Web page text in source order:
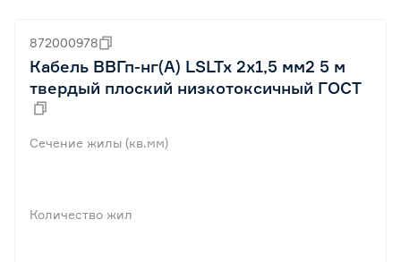
872000978
Кабель ВВГп-нг(А) LSLTx 2x1,5 мм2 5 м
твердый плоский низкотоксичный ГОСТ
Сечение жилы (кв.мм)
Количество жил